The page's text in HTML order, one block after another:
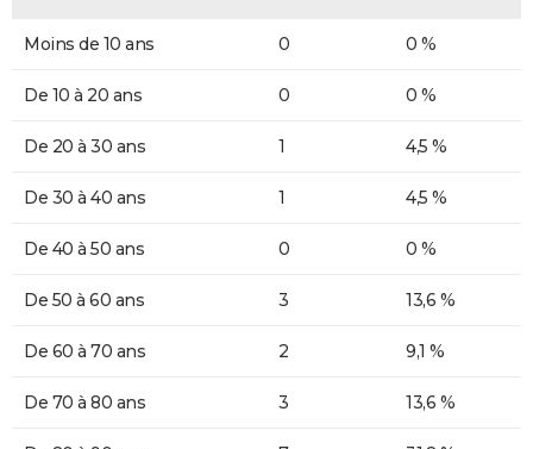
Moins de 10 ans 0 0 %
De 10 à 20 ans 0 0 %
De 20 à 30 ans 1 4,5 %
De 30 à 40 ans 1 4,5 %
De 40 à 50 ans 0 0 %
De 50 à 60 ans 3 13,6 %
De 60 à 70 ans 2 9,1 %
De 70 à 80 ans 3 13,6 %